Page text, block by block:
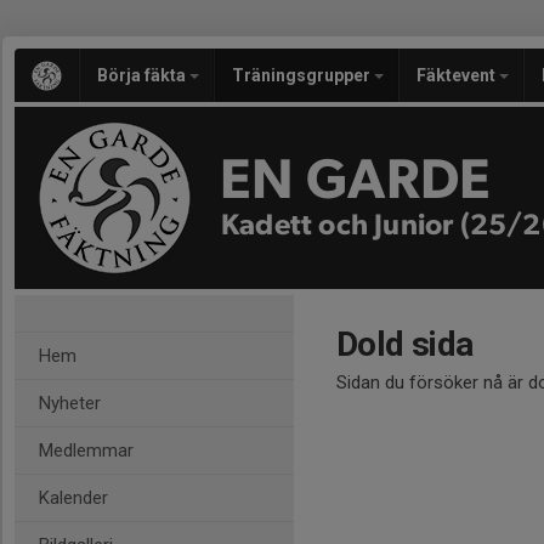
Börja fäkta Träningsgrupper Fäktevent
EN GARDE
Kadett och Junior (25/
Hem
Nyheter
Medlemmar
Kalender
Dold sida
Sidan du försöker nå är